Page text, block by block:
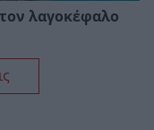
λαγοκέφαλο